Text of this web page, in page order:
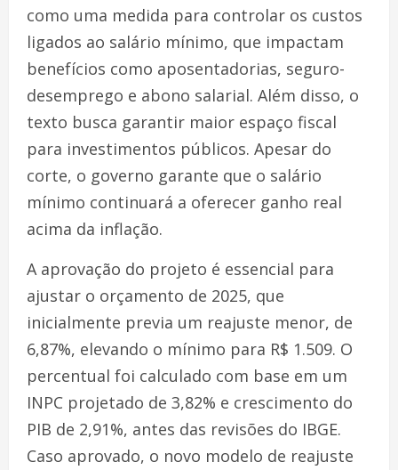
como uma medida para controlar os custos
ligados ao salário mínimo, que impactam
benefícios como aposentadorias, seguro-
desemprego e abono salarial. Além disso, o
texto busca garantir maior espaço fiscal
para investimentos públicos. Apesar do
corte, o governo garante que o salário
mínimo continuará a oferecer ganho real
acima da inflação.
A aprovação do projeto é essencial para
ajustar o orçamento de 2025, que
inicialmente previa um reajuste menor, de
6,87%, elevando o mínimo para R$ 1.509. O
percentual foi calculado com base em um
INPC projetado de 3,82% e crescimento do
PIB de 2,91%, antes das revisões do IBGE.
Caso aprovado, o novo modelo de reajuste